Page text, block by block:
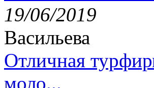
19/06/2019
Васильева
Отличная
моло...